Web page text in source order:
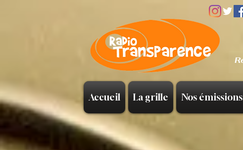
Accueil La grille Nos émissions